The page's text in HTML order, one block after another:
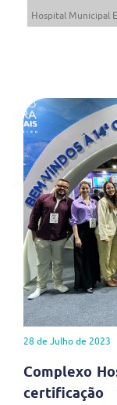
Hospital Municipal
28 de Julho de 2023
Complexo
certificação